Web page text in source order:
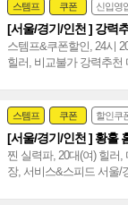
스템프 쿠폰 신입영
여자힐러 감성전문
[서울/경기/인천 ] 강력
스템프&쿠폰할인, 24시
힐러, 비교불가 강력추천
스템프 쿠폰 할인쿠
24시 홈케어
[서울/경기/인천 ] 황홀
찐 실력파, 20대(여) 힐러,
장, 서비스&스피드 서울/